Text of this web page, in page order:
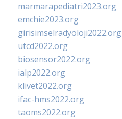
marmarapediatri2023.org
emchie2023.org
girisimselradyoloji2022.org
utcd2022.org
biosensor2022.org
ialp2022.org
klivet2022.org
ifac-hms2022.org
taoms2022.org